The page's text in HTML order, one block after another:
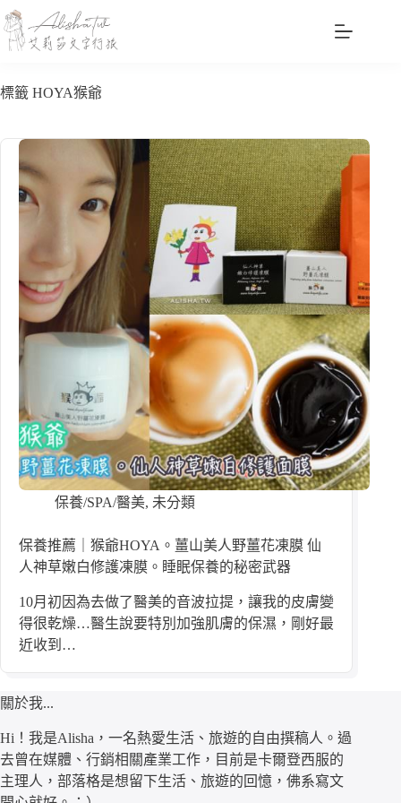
跳
至
主
內
標籤 HOYA猴爺
保養/SPA/醫美, 未分類
保養推薦｜猴爺HOYA。薑山美人野薑花凍膜 仙
人神草嫩白修護凍膜。睡眠保養的秘密武器
10月初因為去做了醫美的音波拉提，讓我的皮膚變
得很乾燥…醫生說要特別加強肌膚的保濕，剛好最
近收到…
關於我...
Hi！我是Alisha，一名熱愛生活、旅遊的自由撰稿人。過
去曾在媒體、行銷相關產業工作，目前是卡爾登西服的
主理人，部落格是想留下生活、旅遊的回憶，佛系寫文